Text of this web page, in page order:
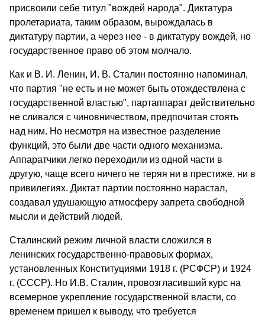
присвоили себе титул "вождей народа". Диктатура
пролетариата, таким образом, вырождалась в
диктатуру партии, а через нее - в диктатуру вождей, но
государственное право об этом молчало.
Как и В. И. Ленин, И. В. Сталин постоянно напоминал,
что партия "не есть и не может быть отождествлена с
государственной властью", партаппарат действительно
не сливался с чиновничеством, предпочитая стоять
над ним. Но несмотря на известное разделение
функций, это были две части одного механизма.
Аппаратчики легко переходили из одной части в
другую, чаще всего ничего не теряя ни в престиже, ни в
привилегиях. Диктат партии постоянно нарастал,
создавал удушающую атмосферу запрета свободной
мысли и дейст­вий людей.
Сталинский режим личной власти сложился в
ленинских госу­дарственно-правовых формах,
установленных Конституциями 1918 г. (РСФСР) и 1924
г. (СССР). Но И.В. Сталин, провозгласивший курс на
всемерное укрепление государственной власти, со
временем пришел к выводу, что требуется